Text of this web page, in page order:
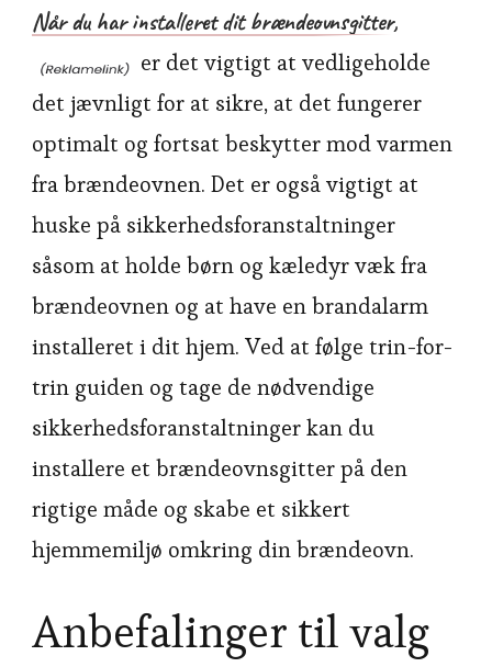
Når du har installeret dit brændeovnsgitter,
er det vigtigt at vedligeholde
det jævnligt for at sikre, at det fungerer
optimalt og fortsat beskytter mod varmen
fra brændeovnen. Det er også vigtigt at
huske på sikkerhedsforanstaltninger
såsom at holde børn og kæledyr væk fra
brændeovnen og at have en brandalarm
installeret i dit hjem. Ved at følge trin-for-
trin guiden og tage de nødvendige
sikkerhedsforanstaltninger kan du
installere et brændeovnsgitter på den
rigtige måde og skabe et sikkert
hjemmemiljø omkring din brændeovn.
Anbefalinger til valg